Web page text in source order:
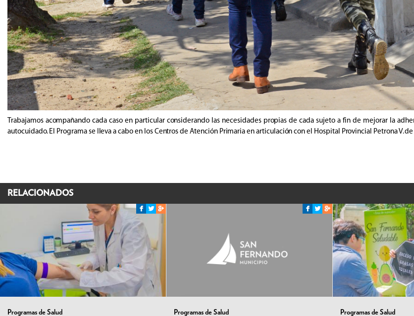
Trabajamos acompañando cada caso en particular considerando las necesidades propias de cada sujeto a fin de mejorar la
autocuidado. El Programa se lleva a cabo en los Centros de Atención Primaria en articulación con el Hospital Provincial Petrona V.
RELACIONADOS
Programas de Salud Programas de Salud Programas de Salud